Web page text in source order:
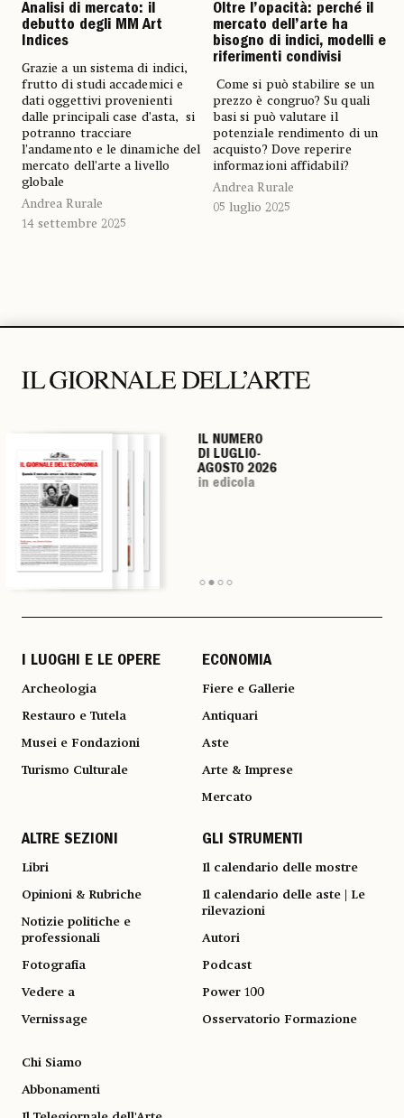
Analisi di mercato: il
debutto degli MM Art
Indices
Grazie a un sistema di indici,
frutto di studi accademici e
dati oggettivi provenienti
dalle principali case d’asta, si
potranno tracciare
l’andamento e le dinamiche del
mercato dell’arte a livello
globale
Andrea Rurale
14 settembre 2025
Oltre l’opacità: perché il
mercato dell’arte ha
bisogno di indici, modelli e
riferimenti condivisi
Come si può stabilire se un
prezzo è congruo? Su quali
basi si può valutare il
potenziale rendimento di un
acquisto? Dove reperire
informazioni affidabili?
Andrea Rurale
05 luglio 2025
IL NUMERO
DI LUGLIO-
AGOSTO 2026
in edicola
IL NUMERO
DI LUGLIO-
AGOSTO 2026
in edicola
IL NUMERO
DI LUGLIO-
AGOSTO 2026
in edicola
IL NUMERO
DI LUGLIO-
AGOSTO 2026
in edicola
I LUOGHI E LE OPERE
Archeologia
Restauro e Tutela
Musei e Fondazioni
Turismo Culturale
ECONOMIA
Fiere e Gallerie
Antiquari
Aste
Arte & Imprese
Mercato
ALTRE SEZIONI
Libri
Opinioni & Rubriche
Notizie politiche e
professionali
Fotografia
Vedere a
Vernissage
GLI STRUMENTI
Il calendario delle mostre
Il calendario delle aste | Le
rilevazioni
Autori
Podcast
Power 100
Osservatorio Formazione
Chi Siamo
Abbonamenti